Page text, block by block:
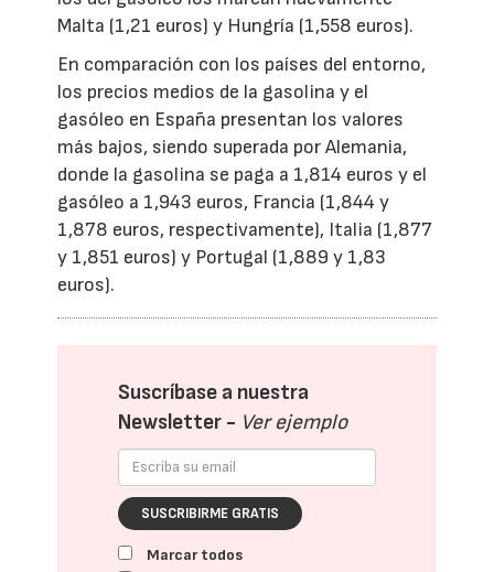
Malta (1,21 euros) y Hungría (1,558 euros).
En comparación con los países del entorno,
los precios medios de la gasolina y el
gasóleo en España presentan los valores
más bajos, siendo superada por Alemania,
donde la gasolina se paga a 1,814 euros y el
gasóleo a 1,943 euros, Francia (1,844 y
1,878 euros, respectivamente), Italia (1,877
y 1,851 euros) y Portugal (1,889 y 1,83
euros).
Suscríbase a nuestra
Newsletter - Ver ejemplo
SUSCRIBIRME GRATIS
Marcar todos